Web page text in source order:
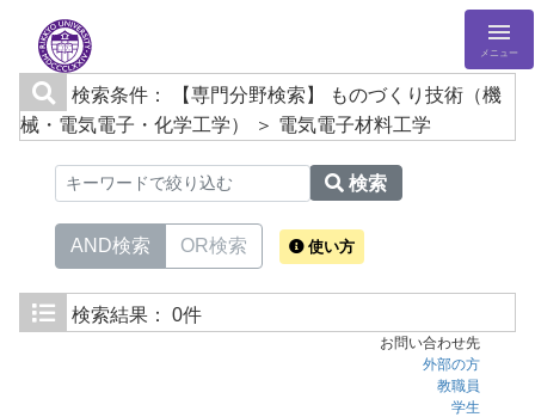
メニュー
検索条件：
【専門分野検索】 ものづくり技術（機
械・電気電子・化学工学） ＞ 電気電子材料工学
検索
AND検索 OR検索 使い方
検索結果： 0件
お問い合わせ先
外部の方
教職員
学生